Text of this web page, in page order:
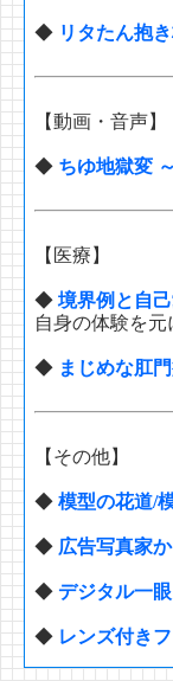
◆ リタたん抱
【動画・音声】
◆ ちゆ地獄変
【医療】
◆ 境界例と自
自身の体験を
◆ まじめな肛
【その他】
◆ 模型の花道/
◆ 広告写真家
◆ デジタル一
◆ レンズ付き